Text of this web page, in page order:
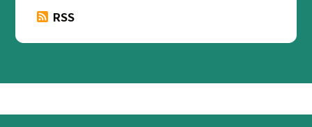
RSS